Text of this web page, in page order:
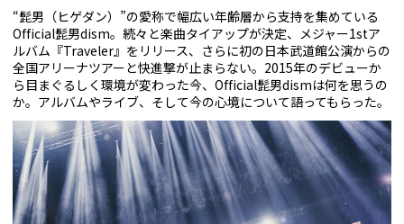
“髭男（ヒゲダン）”の愛称で幅広い年齢層から支持を集めている
Official髭男dism。続々と楽曲タイアップが決定、メジャー1stア
ルバム『Traveler』をリリース、さらに初の日本武道館公演からの
全国アリーナツアーと快進撃が止まらない。2015年のデビューか
ら目まぐるしく環境が変わった今、Official髭男dismは何を思うの
か。アルバムやライブ、そして今の心境について語ってもらった。